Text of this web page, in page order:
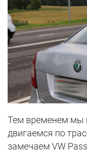
Тем временем мы
двигаемся по
замечаем VW